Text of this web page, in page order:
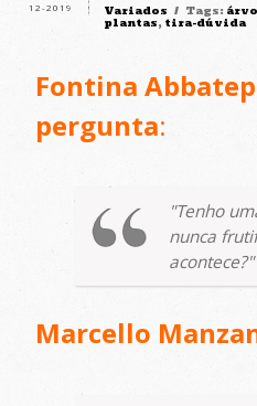
12-2019 Variados / Tags:
plantas, tira-dúvida
Fontina
pergunta:
Tenho
nunca
acontece?
Marcello